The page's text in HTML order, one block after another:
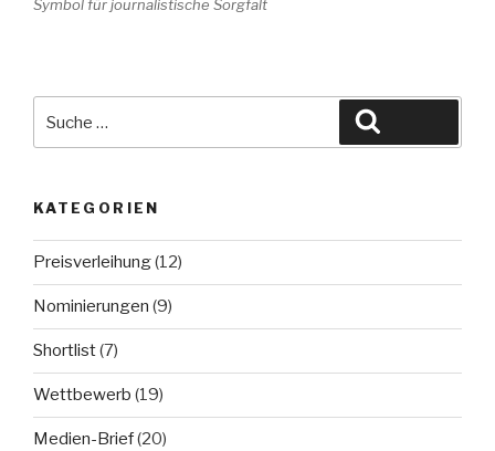
Symbol für journalistische Sorgfalt
KATEGORIEN
Preisverleihung(12)
Nominierungen (9)
Shortlist(7)
Wettbewerb (19)
Medien-Brief(20)